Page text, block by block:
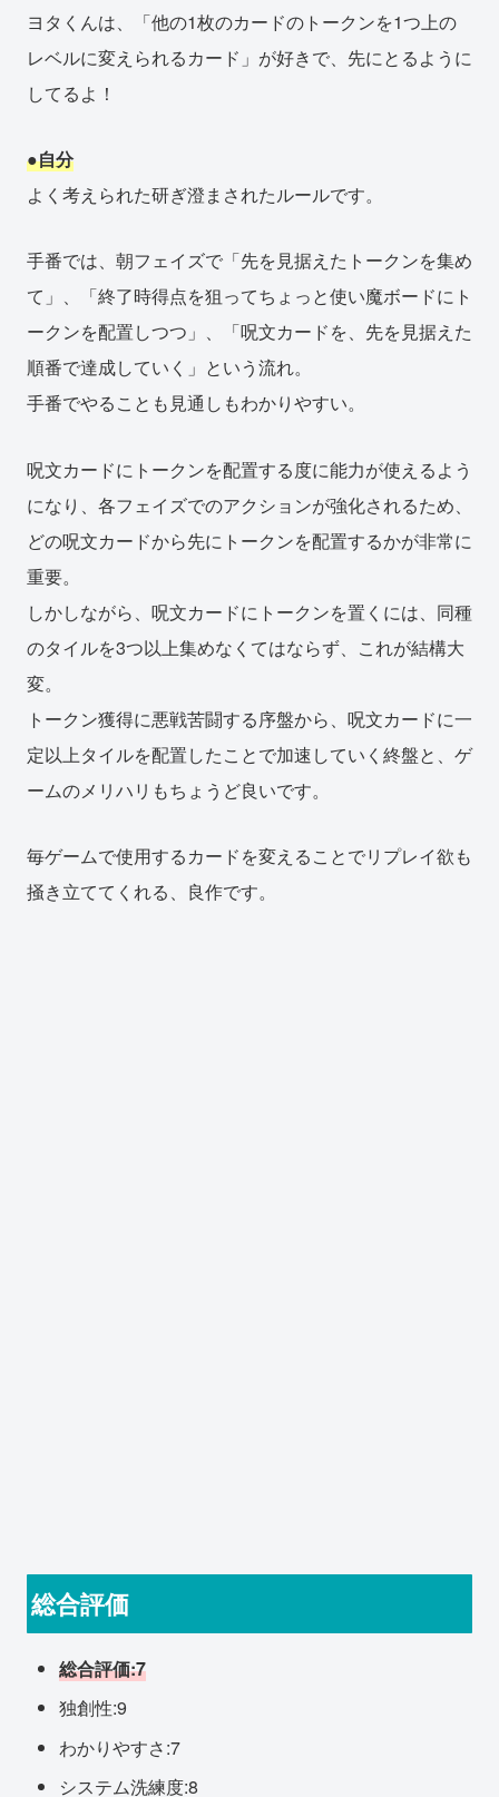
ヨタくんは、「他の1枚のカードのトークンを1つ上の
レベルに変えられるカード」が好きで、先にとるように
してるよ！
●自分
よく考えられた研ぎ澄まされたルールです。
手番では、朝フェイズで「先を見据えたトークンを集め
て」、「終了時得点を狙ってちょっと使い魔ボードにト
ークンを配置しつつ」、「呪文カードを、先を見据えた
順番で達成していく」という流れ。
手番でやることも見通しもわかりやすい。
呪文カードにトークンを配置する度に能力が使えるよう
になり、各フェイズでのアクションが強化されるため、
どの呪文カードから先にトークンを配置するかが非常に
重要。
しかしながら、呪文カードにトークンを置くには、同種
のタイルを3つ以上集めなくてはならず、これが結構大
変。
トークン獲得に悪戦苦闘する序盤から、呪文カードに一
定以上タイルを配置したことで加速していく終盤と、ゲ
ームのメリハリもちょうど良いです。
毎ゲームで使用するカードを変えることでリプレイ欲も
掻き立ててくれる、良作です。
総合評価
総合評価:7
独創性:9
わかりやすさ:7
システム洗練度:8